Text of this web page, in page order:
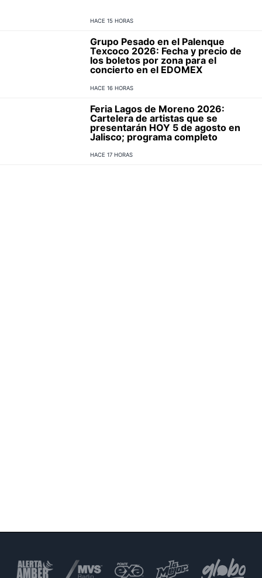
HACE 15 HORAS
Grupo Pesado en el Palenque
Texcoco 2026: Fecha y precio de
los boletos por zona para el
concierto en el EDOMEX
HACE 16 HORAS
Feria Lagos de Moreno 2026:
Cartelera de artistas que se
presentarán HOY 5 de agosto en
Jalisco; programa completo
HACE 17 HORAS